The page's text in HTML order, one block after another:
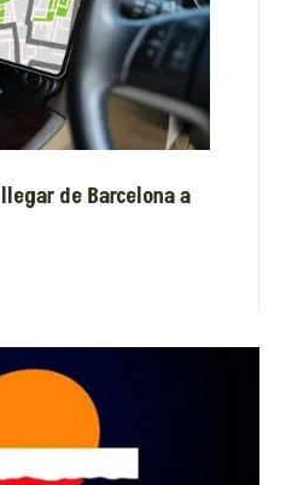
de Barcelona a